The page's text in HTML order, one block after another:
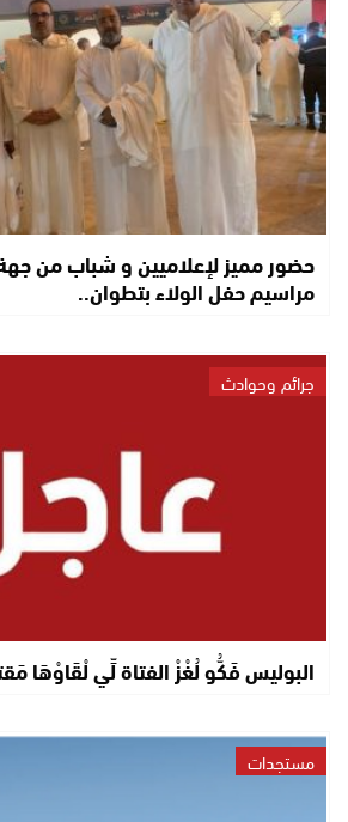
حضور مميز لإعلاميين و شباب من
مراسيم حفل الولاء بتطوان..
جرائم وحوادث
البوليس فَكُّو لُغْزْ الفتاة لِّي لْقَاوْهَا
مستجدات